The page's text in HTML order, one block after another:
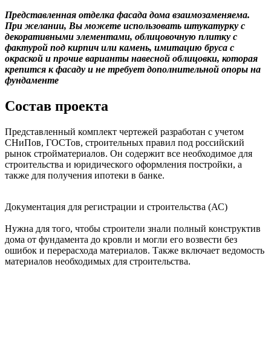
Представленная отделка фасада дома взаимозаменяема.
При желании, Вы можете использовать штукатурку с
декоративными элементами, облицовочную плитку с
фактурой под кирпич или камень, имитацию бруса с
окраской и прочие варианты навесной облицовки, которая
крепится к фасаду и не требует дополнительной опоры на
фундаменте
Состав проекта
Представленный комплект чертежей разработан с учетом
СНиПов, ГОСТов, строительных правил под российский
рынок стройматериалов. Он содержит все необходимое для
строительства и юридического оформления постройки, а
также для получения ипотеки в банке.
Документация для регистрации и строительства (АС)
Нужна для того, чтобы строители знали полный конструктив
дома от фундамента до кровли и могли его возвести без
ошибок и перерасхода материалов. Также включает ведомость
материалов необходимых для строительства.